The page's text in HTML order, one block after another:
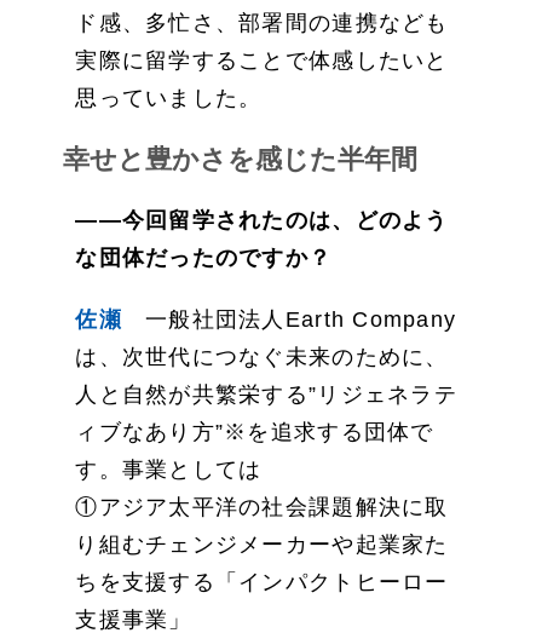
ド感、多忙さ、部署間の連携なども
実際に留学することで体感したいと
思っていました。
幸せと豊かさを感じた半年間
——今回留学されたのは、どのよう
な団体だったのですか？
佐瀬 一般社団法人Earth Company
は、次世代につなぐ未来のために、
人と自然が共繁栄する”リジェネラテ
ィブなあり方”※を追求する団体で
す。事業としては
①アジア太平洋の社会課題解決に取
り組むチェンジメーカーや起業家た
ちを支援する「インパクトヒーロー
支援事業」